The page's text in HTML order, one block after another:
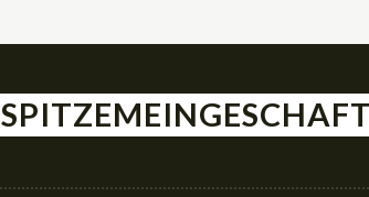
SPITZEMEINGESCHAFT